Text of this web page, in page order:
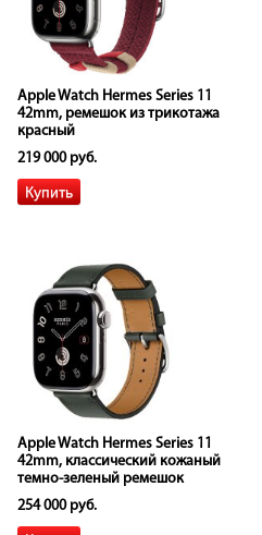
Apple Watch Hermes Series 11
42mm, ремешок из трикотажа
красный
219 000 руб.
Apple Watch Hermes Series 11
42mm, классический кожаный
темно-зеленый ремешок
254 000 руб.